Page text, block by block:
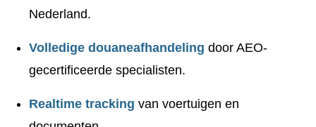
Nederland.
Volledige douaneafhandeling door AEO-
gecertificeerde specialisten.
Realtime tracking van voertuigen en